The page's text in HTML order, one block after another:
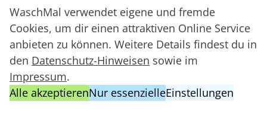
WaschMal verwendet eigene und fremde
Cookies, um dir einen attraktiven Online Service
anbieten zu können. Weitere Details findest du in
den Datenschutz-Hinweisen sowie im
Impressum.
Alle akzeptierenNur essenzielleEinstellungen
Einsparpotentiale für Mietwäsche bei Arbeitskleidung
Arbeitskleidung Tracking mit RFID
WaschMal GmbH 2016 – 2026
Datenschutz
Allgemeine Geschäftsbedingungen